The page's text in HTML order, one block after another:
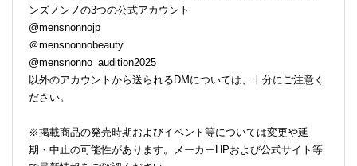
ンズノンノの3つの公式アカウント
@mensnonnojp
＠mensnonnobeauty
@mensnonno_audition2025
以外のアカウントから送られるDMについては、十分にご注意く
ださい。
※掲載商品の発売時期およびイベント等については変更や延
期・中止の可能性があります。メーカーHPおよび公式サイト等